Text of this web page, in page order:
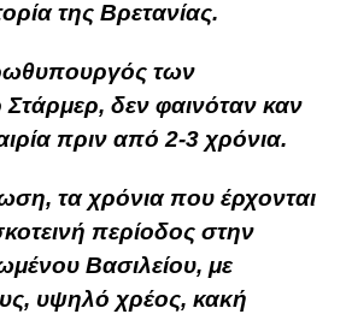
της Βρετανίας.
των
δεν φαινόταν καν
πριν από 2-3 χρόνια.
τα χρόνια που έρχονται
περίοδος στην
Βασιλείου, με
υψηλό χρέος, κακή